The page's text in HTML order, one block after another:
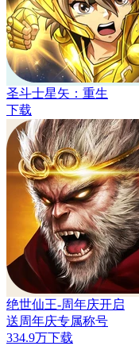
圣斗士星矢：重生
下载
绝世仙王-周年庆开启
送周年庆专属称号
334.9万下载